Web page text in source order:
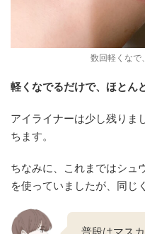
数回軽くなで
軽くなでるだけで、ほとん
アイライナーは少し残りま
ちます。
ちなみに、これまではシュ
を使っていましたが、同じ